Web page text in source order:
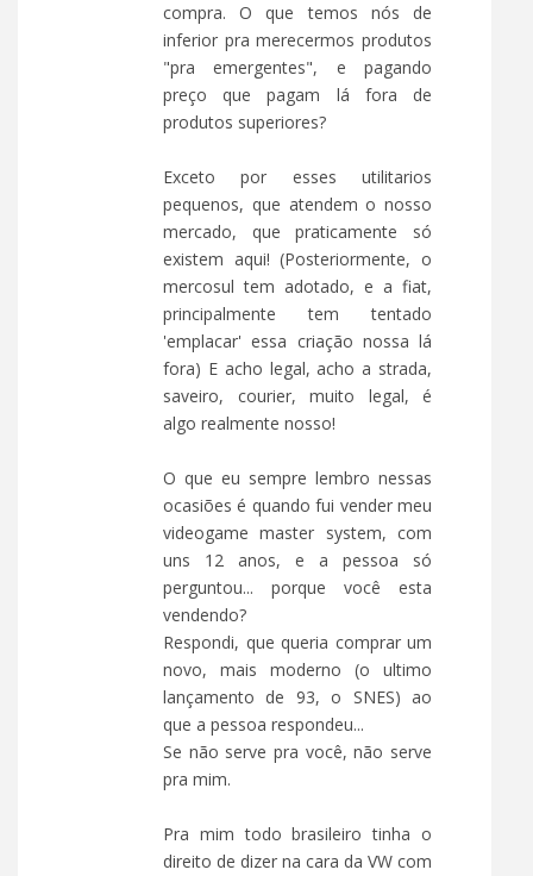
compra. O que temos nós de
inferior pra merecermos produtos
"pra emergentes", e pagando
preço que pagam lá fora de
produtos superiores?
Exceto por esses utilitarios
pequenos, que atendem o nosso
mercado, que praticamente só
existem aqui! (Posteriormente, o
mercosul tem adotado, e a fiat,
principalmente tem tentado
'emplacar' essa criação nossa lá
fora) E acho legal, acho a strada,
saveiro, courier, muito legal, é
algo realmente nosso!
O que eu sempre lembro nessas
ocasiões é quando fui vender meu
videogame master system, com
uns 12 anos, e a pessoa só
perguntou... porque você esta
vendendo?
Respondi, que queria comprar um
novo, mais moderno (o ultimo
lançamento de 93, o SNES) ao
que a pessoa respondeu...
Se não serve pra você, não serve
pra mim.
Pra mim todo brasileiro tinha o
direito de dizer na cara da VW com